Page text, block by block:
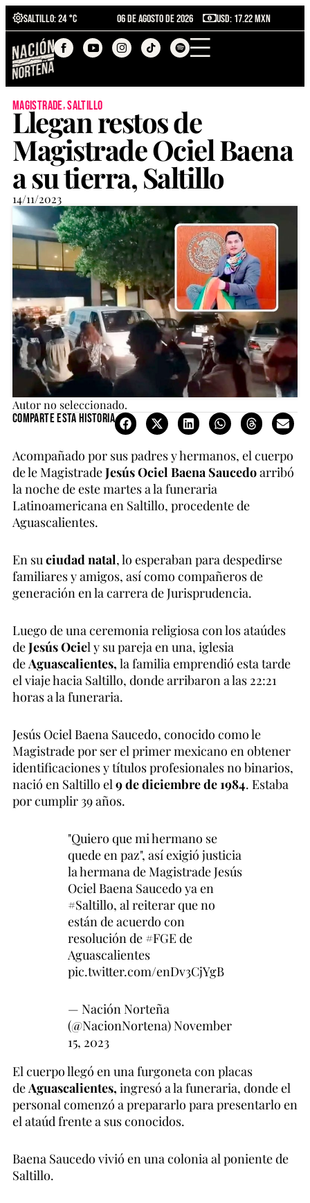
Saltillo: 24 °C 06 de agosto de 2026 USD: 17.22 MXN
magistrade,saltillo
Llegan restos de
Magistrade Ociel Baena
a su tierra, Saltillo
14/11/2023
Autor no seleccionado.
Comparte esta historia
Acompañado por sus padres y hermanos, el cuerpo
de le MagistradeJesús Ociel Baena Saucedoarribó
la noche de este martes a la funeraria
Latinoamericana en Saltillo, procedente de
Aguascalientes.
En su ciudad natal, lo esperaban para despedirse
familiares y amigos, así como compañeros de
generación en la carrera de Jurisprudencia.
Luego de una ceremonia religiosa con los ataúdes
deJesús Ociel y su pareja en una, iglesia
deAguascalientes, la familia emprendió esta tarde
el viaje hacia Saltillo, donde arribaron a las 22:21
horas a la funeraria.
Jesús Ociel Baena Saucedo, conocido como le
Magistrade por ser el primer mexicano en obtener
identificaciones y títulos profesionales no binarios,
nació en Saltillo el 9 de diciembre de 1984. Estaba
por cumplir 39 años.
"Quiero que mi hermano se
quede en paz", así exigió justicia
la hermana de Magistrade Jesús
Ociel Baena Saucedo ya en
#Saltillo, al reiterar que no
están de acuerdo con
resolución de #FGE de
Aguascalientes
pic.twitter.com/enDv3CjYgB
— Nación Norteña
(@NacionNortena) November
15, 2023
El cuerpo llegó en una furgoneta con placas
deAguascalientes, ingresó a la funeraria, donde el
personal comenzó a prepararlo para presentarlo en
el ataúd frente a sus conocidos.
Baena Saucedo vivió en una colonia al poniente de
Saltillo.